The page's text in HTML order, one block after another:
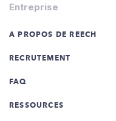
Entreprise
A PROPOS DE REECH
RECRUTEMENT
FAQ
RESSOURCES